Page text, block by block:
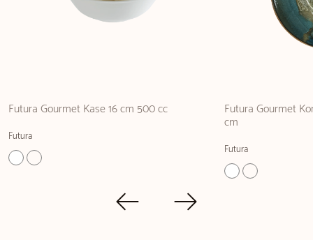
Futura Gourmet Kase 16 cm 500 cc
Futura
Futura Gourmet
cm
Futura